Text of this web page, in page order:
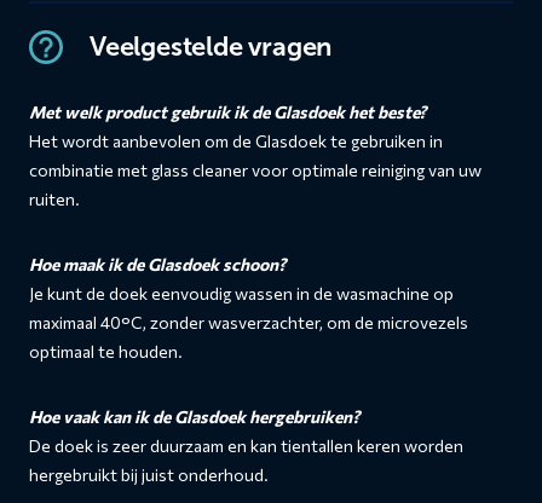
Veelgestelde vragen
Met welk product gebruik ik de Glasdoek het beste?
Het wordt aanbevolen om de Glasdoek te gebruiken in
combinatie met glass cleaner voor optimale reiniging van uw
ruiten.
Hoe maak ik de Glasdoek schoon?
Je kunt de doek eenvoudig wassen in de wasmachine op
maximaal 40°C, zonder wasverzachter, om de microvezels
optimaal te houden.
Hoe vaak kan ik de Glasdoek hergebruiken?
De doek is zeer duurzaam en kan tientallen keren worden
hergebruikt bij juist onderhoud.